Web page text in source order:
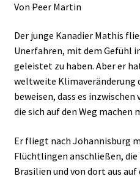
Von Peer Martin
Der junge Kanadier Mathis
Unerfahren, mit dem Gefühl
geleistet zu haben. Aber er
weltweite Klimaveränderung
beweisen, dass es
die sich auf den Weg machen
Er fliegt nach Johannisburg
Flüchtlingen anschließen, die
Brasilien und von dort aus auf